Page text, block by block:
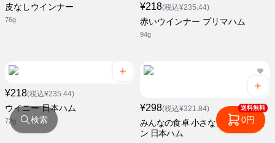
皮なしウインナー
76g
¥218(税込¥235.44)
赤いウインナー プリマハム
94g
¥218(税込¥235.44)
ウイニー 日本ハム
72g
¥298(税込¥321.84)
みんなの食卓 小さなシャウエッセ
ン 日本ハム
検索
送料無料
0円